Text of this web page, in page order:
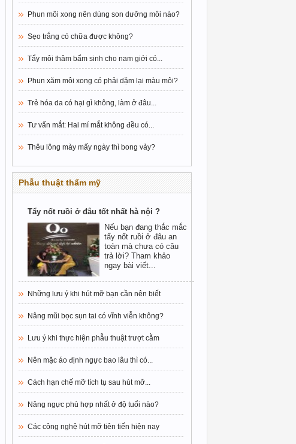
Phun môi xong nên dùng son dưỡng môi nào?
Sẹo trắng có chữa được không?
Tẩy môi thâm bẩm sinh cho nam giới có...
Phun xăm môi xong có phải dặm lại màu môi?
Trẻ hóa da có hại gì không, làm ở đâu...
Tư vấn mắt: Hai mí mắt không đều có...
Thêu lông mày mấy ngày thì bong vảy?
Phẫu thuật thẩm mỹ
Tẩy nốt ruồi ở đâu tốt nhất hà nội ?
Nếu bạn đang thắc mắc
tẩy nốt ruồi ở đâu an
toàn mà chưa có câu
trả lời? Tham khảo
ngay bài viết...
Những lưu ý khi hút mỡ bạn cần nên biết
Nâng mũi bọc sụn tai có vĩnh viễn không?
Lưu ý khi thực hiện phẫu thuật trượt cằm
Nên mặc áo định ngực bao lâu thì có...
Cách hạn chế mỡ tích tụ sau hút mỡ...
Nâng ngực phù hợp nhất ở độ tuổi nào?
Các công nghệ hút mỡ tiên tiến hiện nay